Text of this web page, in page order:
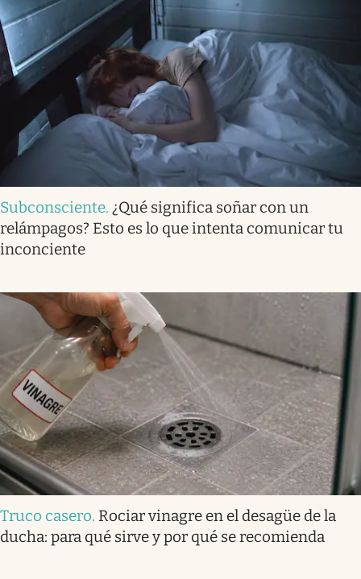
Subconsciente. ¿Qué significa soñar con un
relámpagos? Esto es lo que intenta comunicar tu
inconciente
Truco casero. Rociar vinagre en el desagüe de la
ducha: para qué sirve y por qué se recomienda